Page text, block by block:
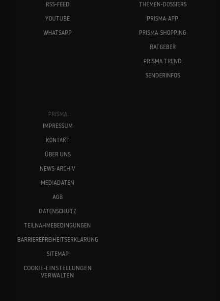
RSS-FEED
YOUTUBE
WHATSAPP
THEMEN-DOSSIERS
PRISMA-APP
PRISMA-SHOPPING
RATGEBER
PRISMA TREND
SENDERINFOS
PRISMA
IMPRESSUM
KONTAKT
ÜBER UNS
NEWS-ARCHIV
MEDIADATEN
AGB
DATENSCHUTZ
TEILNAHMEBEDINGUNGEN
BARRIEREFREIHEITSERKLÄRUNG
SITEMAP
COOKIE-EINSTELLUNGEN
VERWALTEN